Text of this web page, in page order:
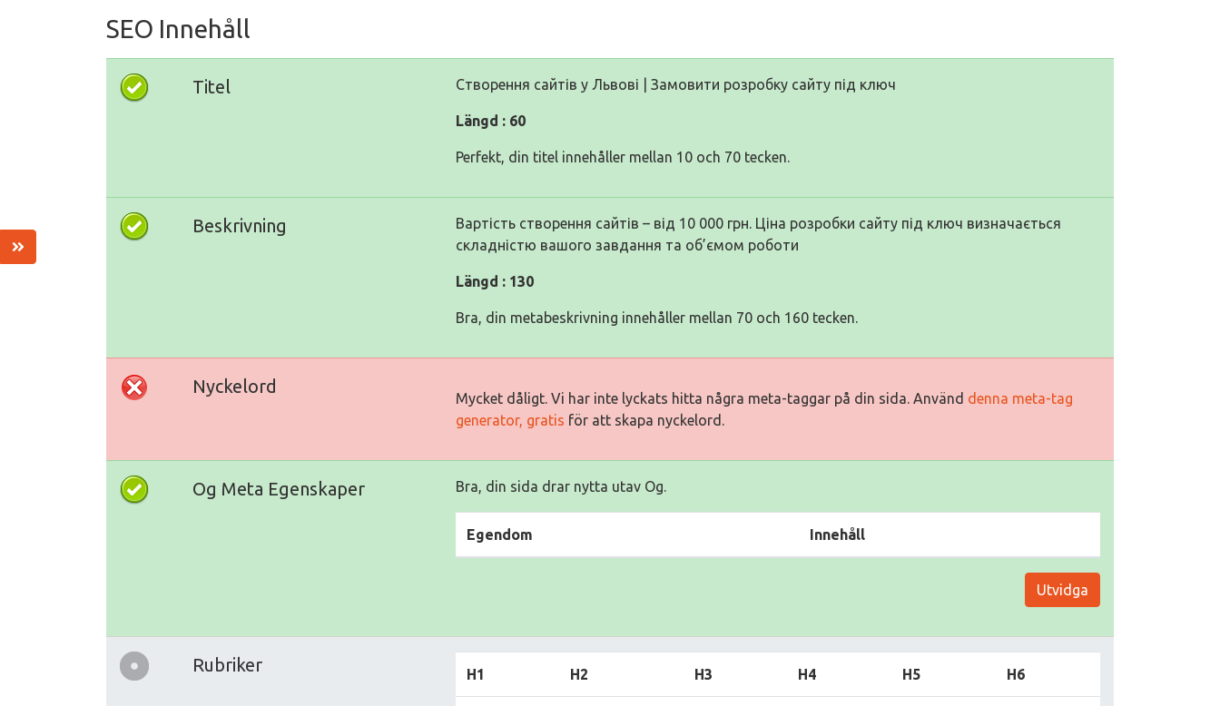
SEO Innehåll
Titel Cтворення сайтів у Львові | Замовити розробку сайту під ключ
Längd : 60
Perfekt, din titel innehåller mellan 10 och 70 tecken.
Beskrivning
Вартість створення сайтів – від 10 000 грн. Ціна розробки сайту під ключ визначається
складністю вашого завдання та об’ємом роботи
Längd : 130
Bra, din metabeskrivning innehåller mellan 70 och 160 tecken.
Nyckelord
Mycket dåligt. Vi har inte lyckats hitta några meta-taggar på din sida. Använd denna meta-tag
generator, gratis för att skapa nyckelord.
Og Meta Egenskaper Bra, din sida drar nytta utav Og.
Egendom Innehåll
Utvidga
Rubriker H1 H2 H3 H4 H5 H6